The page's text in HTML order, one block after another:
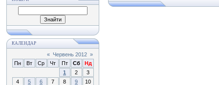
КАЛЕНДАР
« Червень 2012 »
Пн
Вт Ср Чт Пт Сб
Нд
1
2
3
4
5 6 7 8 9
10